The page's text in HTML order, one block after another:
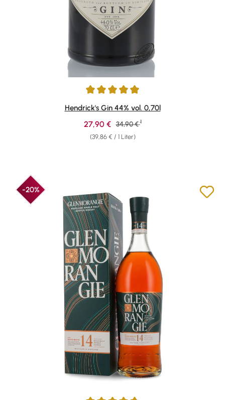
Durchschnittliche Bewertung von 4.88 von 5 Sternen
Hendrick's Gin 44% vol. 0,70l
(39,86 € / 1 Liter)
Verkaufspreis:
27,90 € Regulärer Preis:
34,90 € 1
-20%